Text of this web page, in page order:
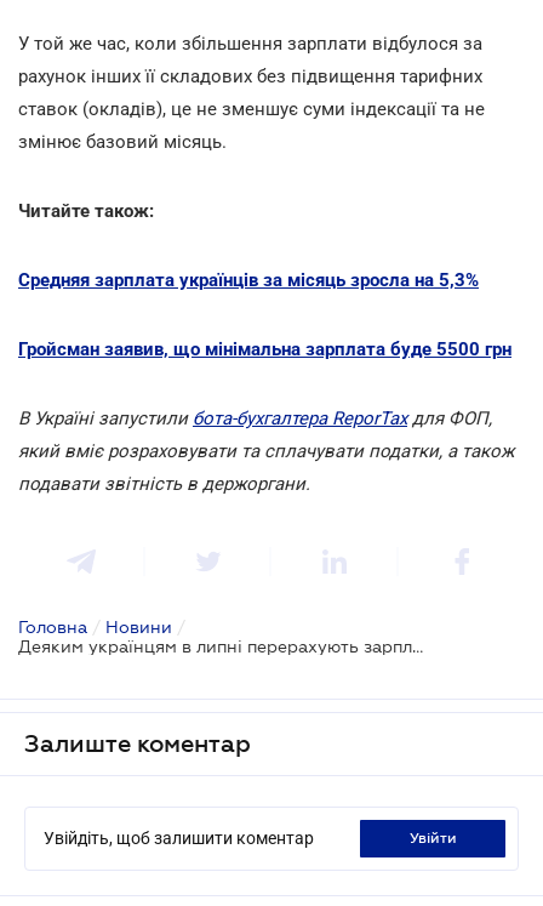
У той же час, коли збільшення зарплати відбулося за
рахунок інших її складових без підвищення тарифних
ставок (окладів), це не зменшує суми індексації та не
змінює базовий місяць.
Читайте також:
Cредняя зарплата українців за місяць зросла на 5,3%
Гройсман заявив, що мінімальна зарплата буде 5500 грн
В Україні запустили бота-бухгалтера ReporTaxдля ФОП,
який вміє розраховувати та сплачувати податки, а також
подавати звітність в держоргани.
Головна / Новини /
Деяким українцям в липні перерахують зарплати
Залиште коментар
Увійдіть, щоб залишити коментар увійти